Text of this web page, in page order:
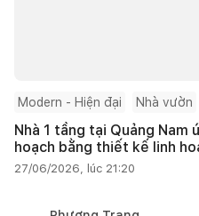
Modern - Hiện đại Nhà vườn
Nhà 1 tầng tại Quảng Nam
hoạch bằng thiết kế linh
27/06/2026, lúc 21:20